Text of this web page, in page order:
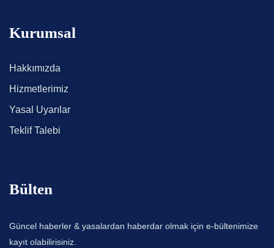
Kurumsal
Hakkımızda
Hizmetlerimiz
Yasal Uyarılar
Teklif Talebi
Bülten
Güncel haberler & yasalardan haberdar olmak için e-bültenimize
kayıt olabilirisiniz.